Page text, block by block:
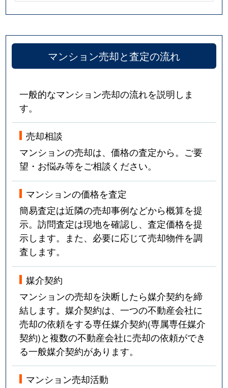
マンション売却と査定の流れ
一般的なマンション売却の流れを説明しま
す。
売却相談
マンションの売却は、価格の査定から。ご要
望・お悩み等をご相談ください。
マンションの価格を査定
簡易査定は近隣の売却事例などから概算を提
示。訪問査定は現地を確認し、査定価格を提
示します。また、必要に応じて売却物件を調
査します。
媒介契約
マンションの売却を決断したら媒介契約を締
結します。媒介契約は、一つの不動産会社に
売却の依頼をする専任媒介契約(専属専任媒介
契約)と複数の不動産会社に売却の依頼ができ
る一般媒介契約があります。
マンション売却活動